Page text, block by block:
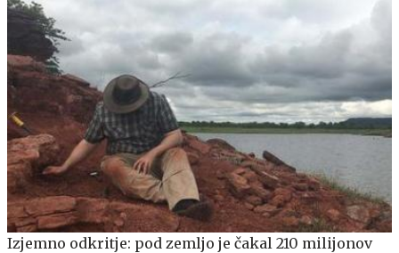
Izjemno odkritje: pod zemljo je čakal 210 milijonov